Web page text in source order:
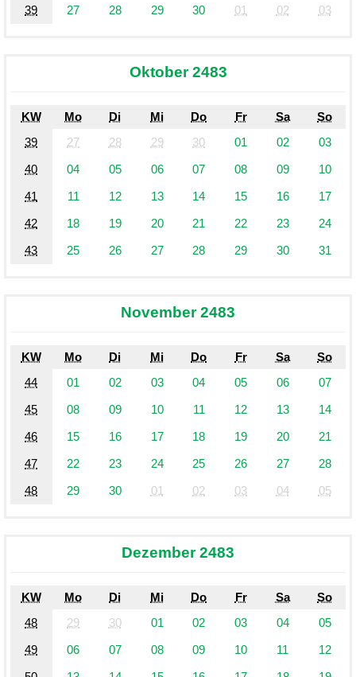
39
27 28 29 30 01 02 03
Oktober 2483
KW Mo Di Mi Do Fr Sa
So
39
27 28 29 30 01 02
03
40
04 05 06 07 08 09
10
41
11 12 13 14 15 16
17
42
18 19 20 21 22 23
24
43
25 26 27 28 29 30 31
November 2483
KW Mo Di Mi Do Fr Sa
So
44
01 02 03 04 05 06
07
45
08 09 10 11 12 13
14
46
15 16 17 18 19 20
21
47
22 23 24 25 26 27
28
48
29 30 01 02 03 04 05
Dezember 2483
KW Mo Di Mi Do Fr Sa
So
48
29 30 01 02 03 04
05
49
06 07 08 09 10 11
12